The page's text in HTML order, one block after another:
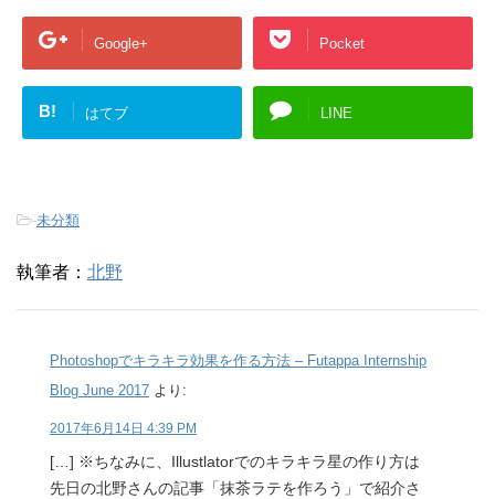
Google+ Pocket
B! はてブ LINE
-未分類
執筆者： 北野
Photoshopでキラキラ効果を作る方法 – Futappa Internship
Blog June 2017 より:
2017年6月14日 4:39 PM
[…] ※ちなみに、Illustlatorでのキラキラ星の作り方は
先日の北野さんの記事「抹茶ラテを作ろう」で紹介さ